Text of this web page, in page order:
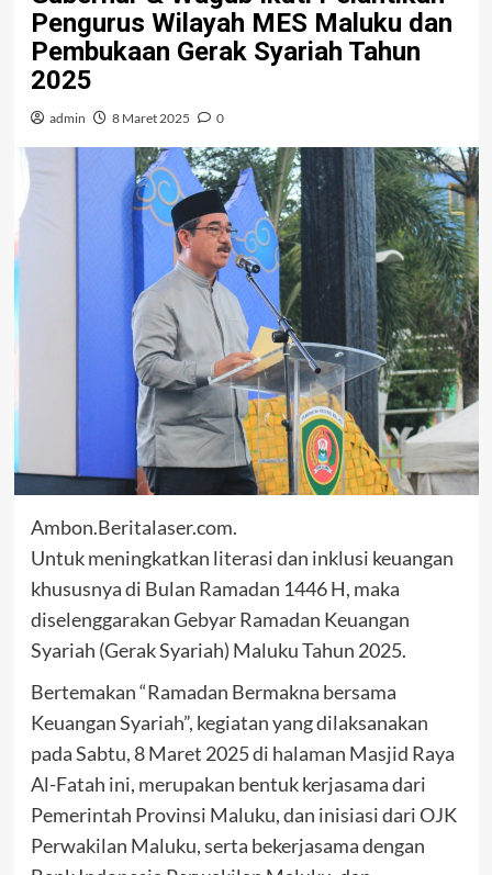
Pengurus Wilayah MES Maluku dan
Pembukaan Gerak Syariah Tahun
2025
admin 8 Maret 2025 0
Ambon.Beritalaser.com.
Untuk meningkatkan literasi dan inklusi keuangan
khususnya di Bulan Ramadan 1446 H, maka
diselenggarakan Gebyar Ramadan Keuangan
Syariah (Gerak Syariah) Maluku Tahun 2025.
Bertemakan “Ramadan Bermakna bersama
Keuangan Syariah”, kegiatan yang dilaksanakan
pada Sabtu, 8 Maret 2025 di halaman Masjid Raya
Al-Fatah ini, merupakan bentuk kerjasama dari
Pemerintah Provinsi Maluku, dan inisiasi dari OJK
Perwakilan Maluku, serta bekerjasama dengan